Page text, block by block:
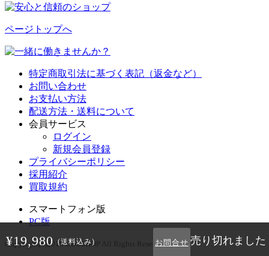
¥19,980(送料込み) お問合せ 売り切れました
ページトップへ
特定商取引法に基づく表記（返金など）
お問い合わせ
お支払い方法
配送方法・送料について
会員サービス
ログイン
新規会員登録
プライバシーポリシー
採用紹介
買取規約
スマートフォン版
PC版
Copyright(c)2018 BBLSHOP All Rights Reserved.